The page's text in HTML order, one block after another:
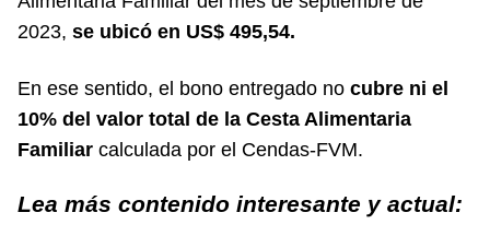
2023, se ubicó en US$ 495,54.
En ese sentido, el bono entregado no cubre ni el
10% del valor total de la Cesta Alimentaria
Familiar calculada por el Cendas-FVM.
Lea más contenido interesante y actual: